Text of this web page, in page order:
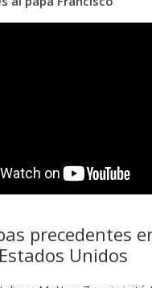
precedentes
Unidos